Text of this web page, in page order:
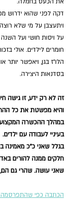
דקה לפני שהוא ידרוש
ויתעצבן על מי שלא
על ויסות חושי ועל
חומרים לילדים. אולי
הלו"ז בגן, ויאפשר יותר
בסדנאות היצירה.
זה לא רק ידע, זו גישה
והיא מפשטת את כל
במהלך ההכשרה
בעיניי לעבודה עם ילדים.
בגלל שאני כ"כ מאמינה
חלקים ממנה להורים
שאני עושה. שהרי גם הם,
הכתבה כפי